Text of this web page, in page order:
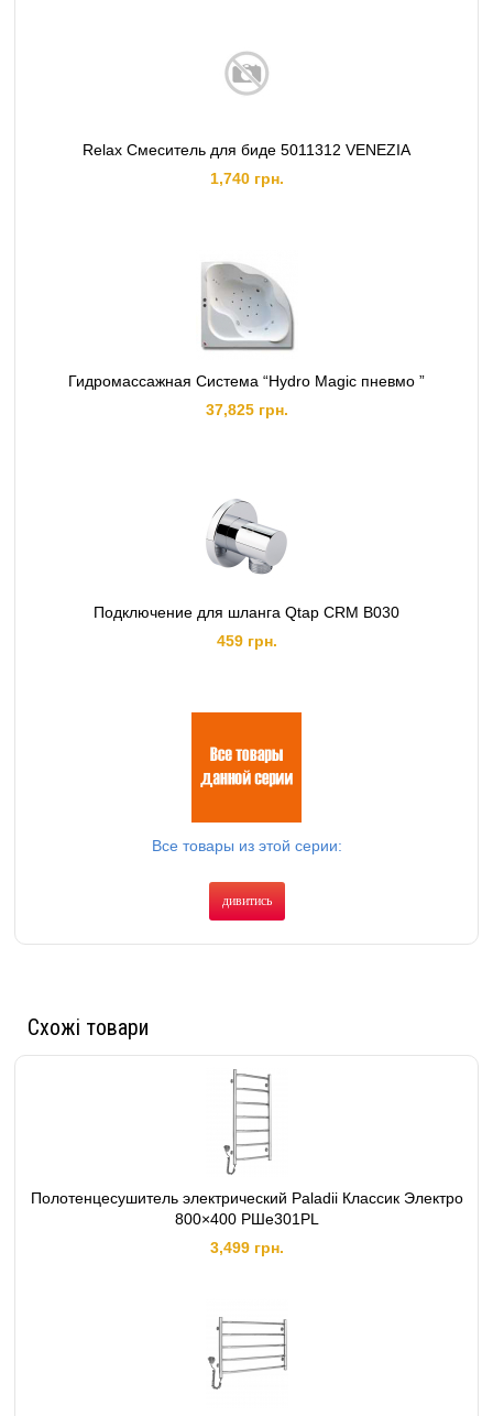
Relax Смеситель для биде 5011312 VENEZIA
1,740 грн.
Гидромассажная Система “Hydro Magic пневмо ”
37,825 грн.
Подключение для шланга Qtap CRM B030
459 грн.
Все товары из этой серии:
дивитись
Схожі товари
Полотенцесушитель электрический Paladii Классик Электро
800×400 РШе301РL
3,499 грн.